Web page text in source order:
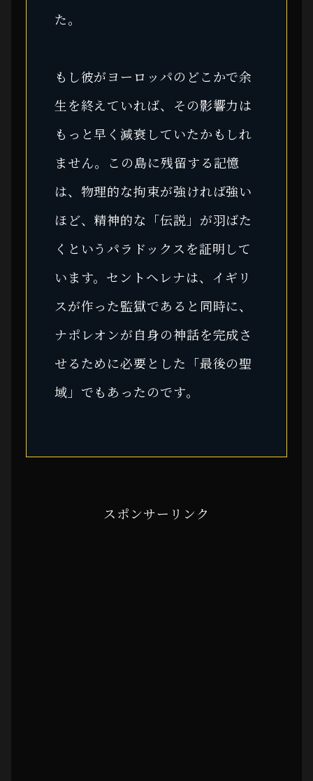
た。
もし彼がヨーロッパのどこかで余
生を終えていれば、その影響力は
もっと早く減衰していたかもしれ
ません。この島に残留する記憶
は、物理的な拘束が強ければ強い
ほど、精神的な「伝説」が羽ばた
くというパラドックスを証明して
います。セントヘレナは、イギリ
スが作った監獄であると同時に、
ナポレオンが自身の神話を完成さ
せるために必要とした「最後の聖
域」でもあったのです。
スポンサーリンク